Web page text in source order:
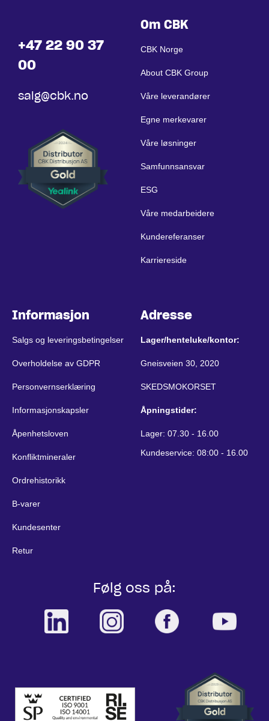
+47 22 90 37
00
salg@cbk.no
Om CBK
CBK Norge
About CBK Group
Våre leverandører
Egne merkevarer
Våre løsninger
Samfunnsansvar
ESG
Våre medarbeidere
Kundereferanser
Karriereside
Informasjon
Salgs og leveringsbetingelser
Overholdelse av GDPR
Personvernserklæring
Informasjonskapsler
Åpenhetsloven
Konfliktmineraler
Ordrehistorikk
B-varer
Kundesenter
Retur
Adresse
Lager/henteluke/kontor:
Gneisveien 30, 2020
SKEDSMOKORSET
Åpningstider:
Lager: 07.30 - 16.00
Kundeservice: 08:00 - 16.00
Følg oss på: